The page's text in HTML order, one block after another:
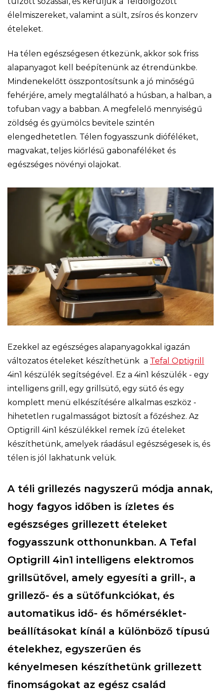
élelmiszereket, valamint a sült, zsíros és konzerv
ételeket.
Ha télen egészségesen étkezünk, akkor sok friss
alapanyagot kell beépítenünk az étrendünkbe.
Mindenekelőtt összpontosítsunk a jó minőségű
fehérjére, amely megtalálható a húsban, a halban, a
tofuban vagy a babban. A megfelelő mennyiségű
zöldség és gyümölcs bevitele szintén
elengedhetetlen. Télen fogyasszunk dióféléket,
magvakat, teljes kiőrlésű gabonaféléket és
egészséges növényi olajokat.
Ezekkel az egészséges alapanyagokkal igazán
változatos ételeket készíthetünk a Tefal Optigrill
4in1 készülék segítségével. Ez a 4in1 készülék - egy
intelligens grill, egy grillsütő, egy sütő és egy
komplett menü elkészítésére alkalmas eszköz -
hihetetlen rugalmasságot biztosít a főzéshez. Az
Optigrill 4in1 készülékkel remek ízű ételeket
készíthetünk, amelyek ráadásul egészségesek is, és
télen is jól lakhatunk velük.
A téli grillezés nagyszerű módja annak,
hogy fagyos időben is ízletes és
egészséges grillezett ételeket
fogyasszunk otthonunkban. A Tefal
Optigrill 4in1 intelligens elektromos
grillsütővel, amely egyesíti a grill-, a
grillező- és a sütőfunkciókat, és
automatikus idő- és hőmérséklet-
beállításokat kínál a különböző típusú
ételekhez, egyszerűen és
kényelmesen készíthetünk grillezett
finomságokat az egész család